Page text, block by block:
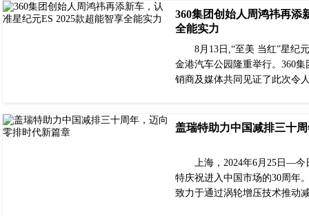
360集团创始人周鸿祎再添
全能实力
8月13日,“至美 当红”星纪
金港汽车公园隆重举行。360
销商及媒体共同见证了此次
盖瑞特助力中国减排三十
上海，2024年6月25日—
特庆祝进入中国市场的30周年
致力于通过涡轮增压技术推